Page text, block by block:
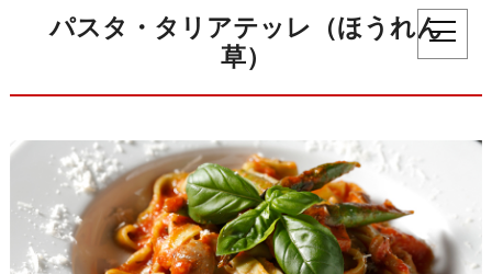
パスタ・タリアテッレ（ほうれん
草）